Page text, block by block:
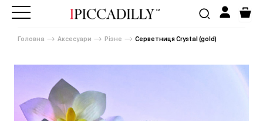
Головна Аксесуари Різне Серветниця Crystal (gold)